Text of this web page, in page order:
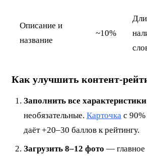
Описание и
название
~10%
Как улучшить контент-
Заполнить все характеристики
необязательные. Карточка с
даёт +20–30 баллов к рейтингу.
Загрузить 8–12 фото — главное